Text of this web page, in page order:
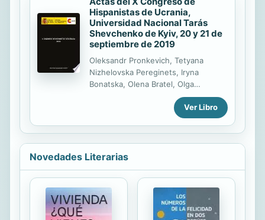
Hispanistas de Ucrania,
Universidad Nacional Tarás
Shevchenko de Kyiv, 20 y 21 de
septiembre de 2019
Oleksandr Pronkevich, Tetyana
Nizhelovska Pereginets, Iryna
Bonatska, Olena Bratel, Olga
Mayevska, Oksana Kushnir (eds).
Actas del X Congreso de Hispanistas
de Ucrania, Universidad Nacional
Tarás Shevchenko de Kyiv, 20 y 21
de septiembre de 2019. Lviv :
Astroliabio Editorial, 2020. El libro
historia de hispanismo en Ucrania y
las ponencias presentadas durante
el X Congreso de Hispanistas de
Ucrania que tuvo lugar en la
Ver Libro
Novedades Literarias